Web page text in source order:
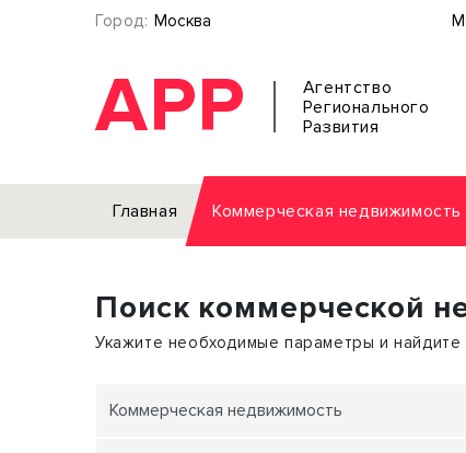
Город: Москва
АРР
Агентство
Регионального
Развития
Главная Коммерческая недвижимость
Офис
Торговое помещение
Склад
Поиск коммерческой
Укажите необходимые параметры и найдите
Коммерческая недвижимость